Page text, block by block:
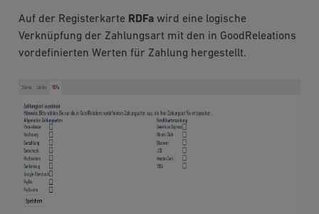
Auf der Registerkarte RDFawird eine logische
Verknüpfung der Zahlungsart mit den in GoodReleations
vordefinierten Werten für Zahlung hergestellt.